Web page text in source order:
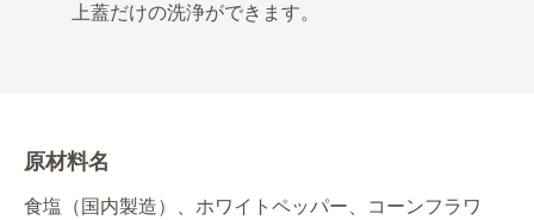
上蓋だけの洗浄ができます。
原材料名
食塩（国内製造）、ホワイトペッパー、コーンフラワ